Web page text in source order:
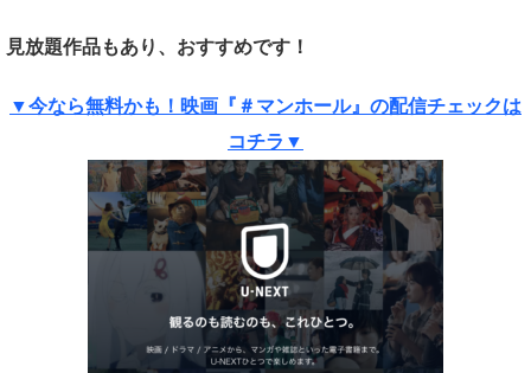
見放題作品もあり、おすすめです！
▼今なら無料かも！映画『＃マンホール』の配信チェックは
コチラ▼